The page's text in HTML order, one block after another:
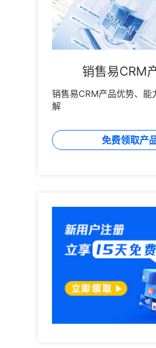
销售易CRM
销售易CRM产品优势、能
解
免费领取产